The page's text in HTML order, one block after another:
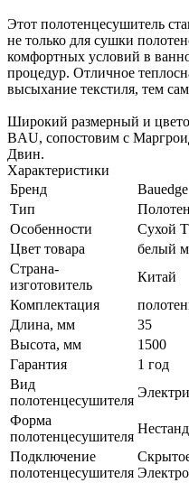
Этот полотенцесушитель
не только для сушки
комфортных условий в
процедур. Отличное
высыхание текстиля, тем
Широкий размерный и
BAU, сопостовим с
Двин.
Характеристики
Бренд
Bauedge
Тип
Особенности
Сухой
Цвет товара
белый
Страна-
изготовитель
Китай
Комплектация
Длина, мм
35
Высота, мм
1500
Гарантия
1 год
Вид
полотенцесушителя
Форма
полотенцесушителя
Подключение
полотенцесушителя